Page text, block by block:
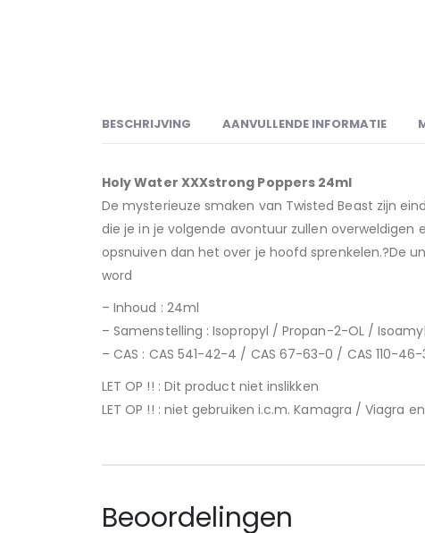
BESCHRIJVING AANVULLENDE INFORMATIE
Holy Water XXXstrong Poppers 24ml
De mysterieuze smaken van Twisted Beast zijn
die je in je volgende avontuur zullen
opsnuiven dan het over je hoofd sprenkelen.?De
word
– Inhoud : 24ml
– Samenstelling : Isopropyl / Propan-2-OL /
– CAS : CAS 541-42-4 / CAS 67-63-0 / CAS 110-46-
LET OP !! : Dit product niet inslikken
LET OP !! : niet gebruiken i.c.m. Kamagra / Viagra
Beoordelingen